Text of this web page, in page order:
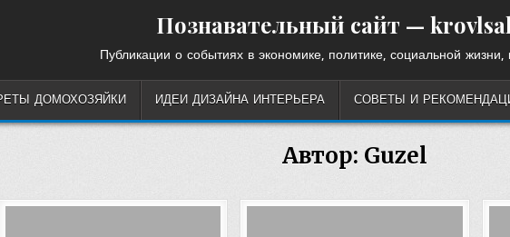
Познавательный сайт —
Публикации о событиях в экономике, политике, социальной жизни,
ДОМОХОЗЯЙКИ ИДЕИ ДИЗАЙНА ИНТЕРЬЕРА СОВЕТЫ И
Автор: Guzel